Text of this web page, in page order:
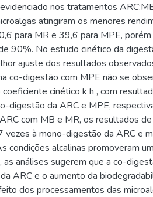
nos tratamentos
atingiram os menores
para MR e 39,6 para MPE,
90%. No estudo cinético da
ajuste dos resultados
co-digestão com MPE não se
cinético k h , com
digestão da ARC e MPE,
com MB e MR, os resultados
vezes à mono-digestão da ARC e
condições alcalinas promoveram
análises sugerem que a co-
ARC e o aumento da
dos processamentos das